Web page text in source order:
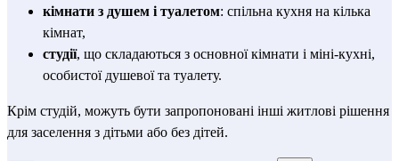
кімнати з душем і туалетом: спільна кухня на кілька
кімнат,
студії, що складаються з основної кімнати і міні-кухні,
особистої душевої та туалету.
Крім студій, можуть бути запропоновані інші житлові рішення
для заселення з дітьми або без дітей.